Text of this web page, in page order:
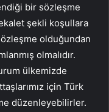
bir sözleşme
şekli koşullara
olduğundan
olmalıdır.
ülkemizde
için Türk
düzenleyebilirler.